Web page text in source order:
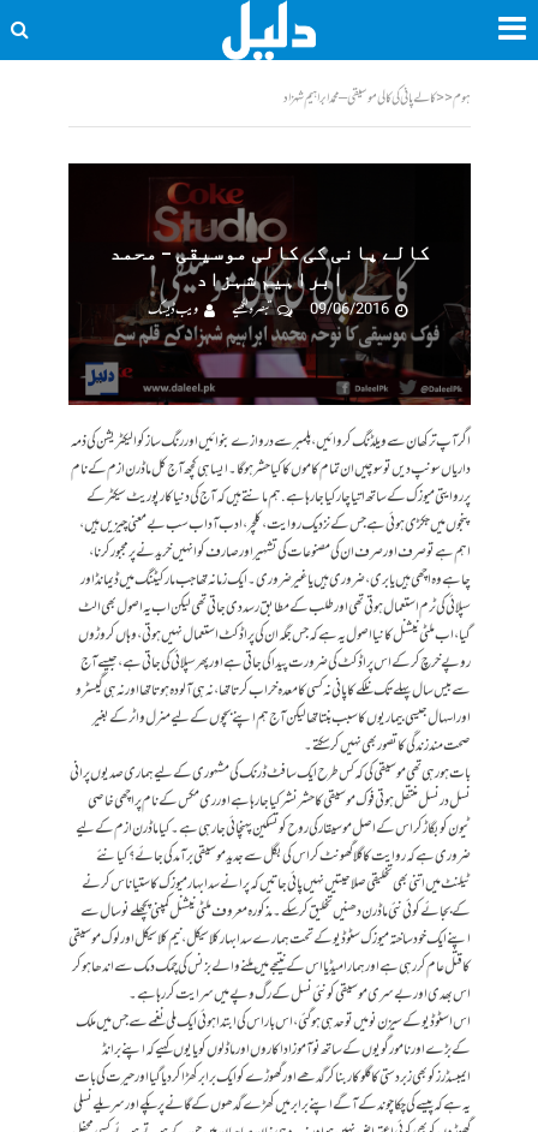
ہوم<<کالے پانی کی کالی موسیقی – محمد ابراہیم شہزاد
کالے پانی کی کالی موسیقی – محمد
ابراہیم شہزاد
09/06/2016
تبصرہ لکھیے ویب ڈیسک
اگر آپ ترکھان سے ویلڈنگ کروائیں، پلمبر سے دروازے بنوائیں اور رنگ ساز کو الیکٹریشن کی ذمہ
داریاں سونپ دیں تو سوچیں ان تمام کاموں کا کیا حشر ہوگا۔ ایسا ہی کچھ آج کل ماڈرن ازم کے نام
پر روایتی میوزک کے ساتھ اتیا چار کیا جا رہا ہے. ہم مانتے ہیں کہ آج کی دنیا کارپوریٹ سیکٹر کے
پنجوں میں جکڑی ہوئی ہے جس کے نزدیک روایت، کلچر، ادب آداب سب بے معنی چیزیں ہیں،
اہم ہے تو صرف اور صرف ان کی مصنوعات کی تشہیر اور صارف کو انہیں خریدنے پر مجبور کرنا،
چاہے وہ اچھی ہیں یا بری، ضروری ہیں یا غیر ضروری۔ ایک زمانہ تھا جب مارکیٹنگ میں ڈیمانڈ اور
سپلائی کی ٹرم استعمال ہوتی تھی اور طلب کے مطابق رسد دی جاتی تھی لیکن اب یہ اصول بھی الٹ
گیا، اب ملٹی نیشنل کا نیا اصول یہ ہے کہ جس جگہ ان کی پراڈکٹ استعمال نہیں ہوتی، وہاں کروڑوں
روپے خرچ کر کے اس پراڈکٹ کی ضرورت پیدا کی جاتی ہے اور پھر سپلائی کی جاتی ہے، جیسے آج
سے بیس سال پہلے تک نلکے کا پانی نہ کسی کا معدہ خراب کرتا تھا، نہ ہی آلودہ ہوتا تھا اور نہ ہی گیسٹرو
اور اسہال جیسی بیماریوں کا سبب بنتا تھا لیکن آج ہم اپنے بچوں کے لیے منرل واٹر کے بغیر
صحت مند زندگی کا تصور بھی نہیں کر سکتے۔
بات ہو رہی تھی موسیقی کی کہ کس طرح ایک سافٹ ڈرنک کی مشہوری کے لیے ہماری صدیوں پرانی
نسل در نسل منتقل ہوتی فوک موسیقی کا حشر نشر کیا جا رہا ہے اور ری مکس کے نام پر اچھی خاصی
ٹیون کو بگاڑ کر اس کے اصل موسیقار کی روح کو تسکین پہنچائی جا رہی ہے۔ کیا ماڈرن ازم کے لیے
ضروری ہے کہ روایت کا گلا گھونٹ کر اس کی بگل سے جدید موسیقی برآمد کی جائے؟ کیا نئے
ٹیلنٹ میں اتنی بھی تخلیقی صلاحیتیں نہیں پائی جاتیں کہ پرانے سدابہار میوزک کا ستیاناس کر نے
کے بجائے کوئی نئی ماڈرن دھنیں تخلیق کر سکے۔ مذکورہ معروف ملٹی نیشنل کمپنی پچھلے نو سال سے
اپنے ایک خود ساختہ میوزک سٹوڈیو کے تحت ہمارے سدا بہار کلاسیکل، نیم کلاسیکل اور لوک موسیقی
کا قتل عام کر رہی ہے اور ہمارا میڈیا اس کے نتیجے میں ملنے والے بزنس کی چمک دمک سے اندھا ہو کر
اس بھدی اور بےسری موسیقی کو نئی نسل کے رگ و پے میں سرایت کر رہا ہے۔
اس اسٹوڈیو کے سیزن نو میں تو حد ہی ہوگئی، اس بار اس کی ابتدا ہوئی ایک ملی نغمے سے جس میں ملک
کے بڑے اور نامور گویوں کے ساتھ نوآموز اداکاروں اور ماڈلوں کو یا یوں کہیے کہ اپنے برانڈ
ایمبسڈرز کو بھی زبردستی کا گلوکار بنا کرگدھے اور گھوڑے کو ایک برابر کھڑا کر دیا گیا اور حیرت کی بات
یہ ہے کہ پیسے کی چکاچوند کے آگے اپنے برابر میں کھڑے گدھوں کے گانے پر پکے اور سریلے نسلی